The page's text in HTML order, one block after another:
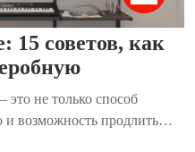
15 советов, как
не только способ
и возможность продлить